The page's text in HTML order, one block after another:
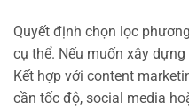
Quyết định chọn lọc
cụ thể. Nếu muốn xây
Kết hợp với content
cần tốc độ, social media